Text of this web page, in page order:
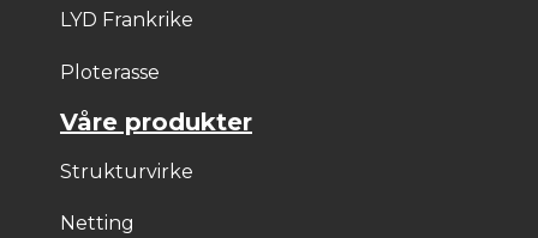
LYD Frankrike
Ploterasse
Våre produkter
Strukturvirke
Netting